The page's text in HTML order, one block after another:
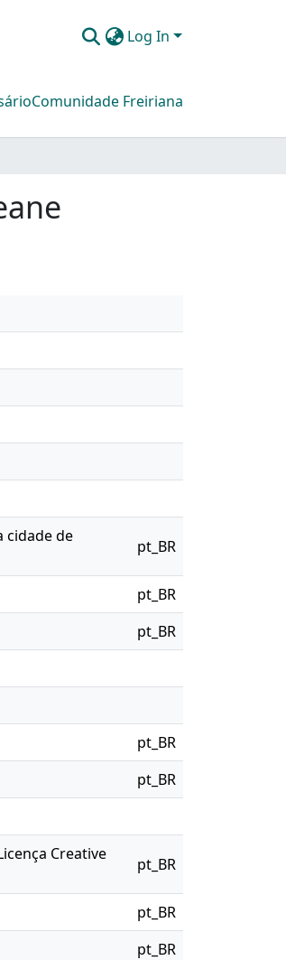
Log In
Comunidade Freiriana
cidade de
pt_BR
pt_BR
pt_BR
pt_BR
pt_BR
Creative
pt_BR
pt_BR
pt_BR